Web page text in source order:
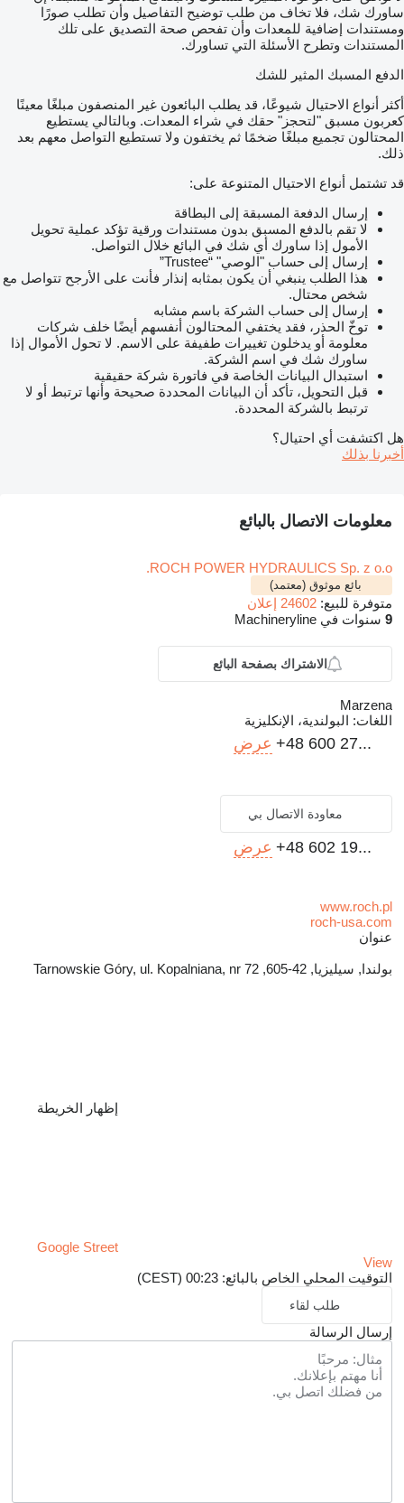
ساورك شك، فلا تخاف من طلب توضيح التفاصيل وأن تطلب صورًا
ومستندات إضافية للمعدات وأن تفحص صحة التصديق على تلك
المستندات وتطرح الأسئلة التي تساورك.
الدفع المسبك المثير للشك
أكثر أنواع الاحتيال شيوعًا، قد يطلب البائعون غير المنصفون مبلغًا معينًا
كعربون مسبق "لتحجز" حقك في شراء المعدات. وبالتالي يستطيع
المحتالون تجميع مبلغًا ضخمًا ثم يختفون ولا تستطيع التواصل معهم بعد
ذلك.
قد تشتمل أنواع الاحتيال المتنوعة على:
إرسال الدفعة المسبقة إلى البطاقة
لا تقم بالدفع المسبق بدون مستندات ورقية تؤكد عملية تحويل
الأمول إذا ساورك أي شك في البائع خلال التواصل.
إرسال إلى حساب "الوصي" “Trustee”
هذا الطلب ينبغي أن يكون بمثابه إنذار فأنت على الأرجح تتواصل مع
شخص محتال.
إرسال إلى حساب الشركة باسم مشابه
توخّ الحذر، فقد يختفي المحتالون أنفسهم أيضًا خلف شركات
معلومة أو يدخلون تغييرات طفيفة على الاسم. لا تحول الأموال إذا
ساورك شك في اسم الشركة.
استبدال البيانات الخاصة في فاتورة شركة حقيقية
قبل التحويل، تأكد أن البيانات المحددة صحيحة وأنها ترتبط أو لا
ترتبط بالشركة المحددة.
هل اكتشفت أي احتيال؟
أخبرنا بذلك
معلومات الاتصال بالبائع
ROCH POWER HYDRAULICS Sp. z o.o.
بائع موثوق (معتمد)
متوفرة للبيع: 24602 إعلان
9 سنوات في Machineryline
الاشتراك بصفحة البائع
Marzena
اللغات: البولندية، الإنكليزية
+48 600 27... عرض
معاودة الاتصال بي
+48 602 19... عرض
www.roch.pl
roch-usa.com
عنوان
بولندا, سيليزيا, 42-605, Tarnowskie Góry, ul. Kopalniana, nr 72
إظهار الخريطة
Google Street
View
التوقيت المحلي الخاص بالبائع: 00:23 (CEST)
طلب لقاء
إرسال الرسالة